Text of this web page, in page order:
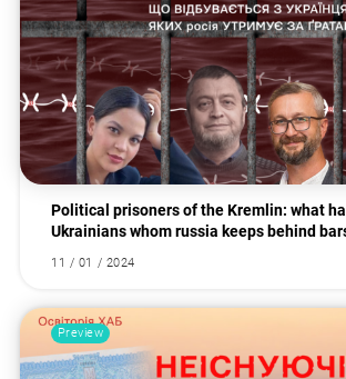
Political prisoners of the Kremlin: what
Ukrainians whom russia keeps behind
11 / 01 / 2024
Preview